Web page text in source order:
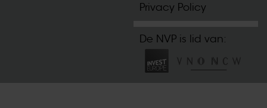
Privacy Policy
De NVP is lid van: